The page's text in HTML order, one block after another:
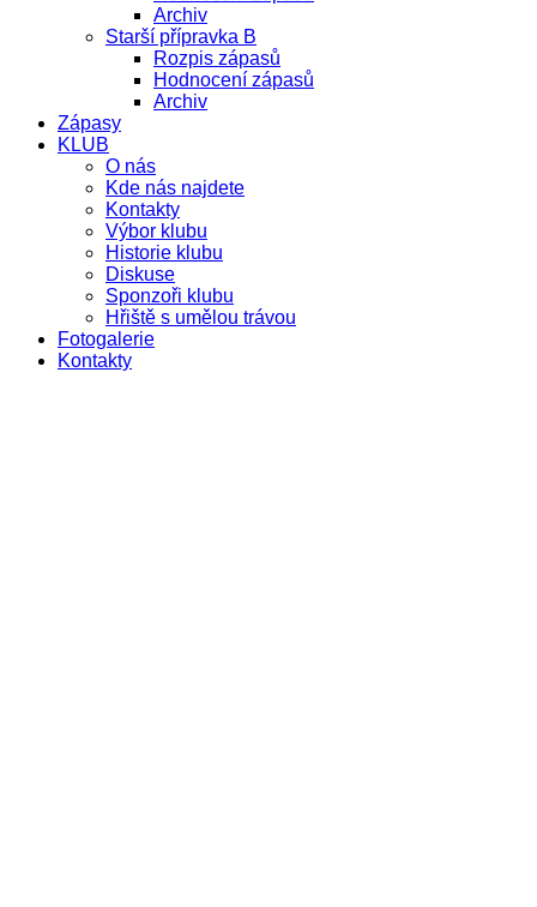
Archiv
Starší přípravka B
Rozpis zápasů
Hodnocení zápasů
Archiv
Zápasy
KLUB
O nás
Kde nás najdete
Kontakty
Výbor klubu
Historie klubu
Diskuse
Sponzoři klubu
Hřiště s umělou trávou
Fotogalerie
Kontakty